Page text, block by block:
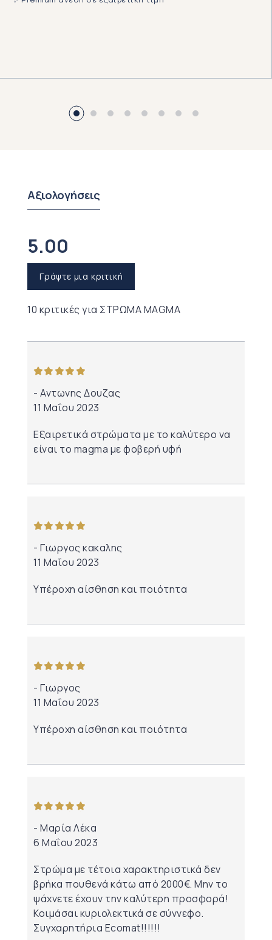
Αξιολογήσεις
5.00
Γράψτε μια κριτική
10 κριτικές για ΣΤΡΩΜΑ MAGMA
Αντωνης Δουζας
11 Μαΐου 2023
Εξαιρετικά στρώματα με το καλύτερο να
είναι το magma με φοβερή υφή
Γιωργος κακαλης
11 Μαΐου 2023
Υπέροχη αίσθηση και ποιότητα
Γιωργος
11 Μαΐου 2023
Υπέροχη αίσθηση και ποιότητα
Μαρία Λέκα
6 Μαΐου 2023
Στρώμα με τέτοια χαρακτηριστικά δεν
βρήκα πουθενά κάτω από 2000€. Μην το
ψάχνετε έχουν την καλύτερη προσφορά!
Κοιμάσαι κυριολεκτικά σε σύννεφο.
Συγχαρητήρια Ecomat!!!!!!